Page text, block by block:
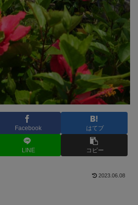
Facebook はてブ
LINE コピー
2023.06.08